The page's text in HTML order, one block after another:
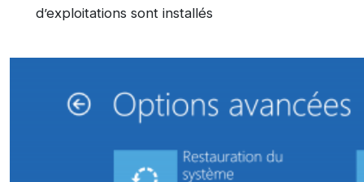
d’exploitations sont installés